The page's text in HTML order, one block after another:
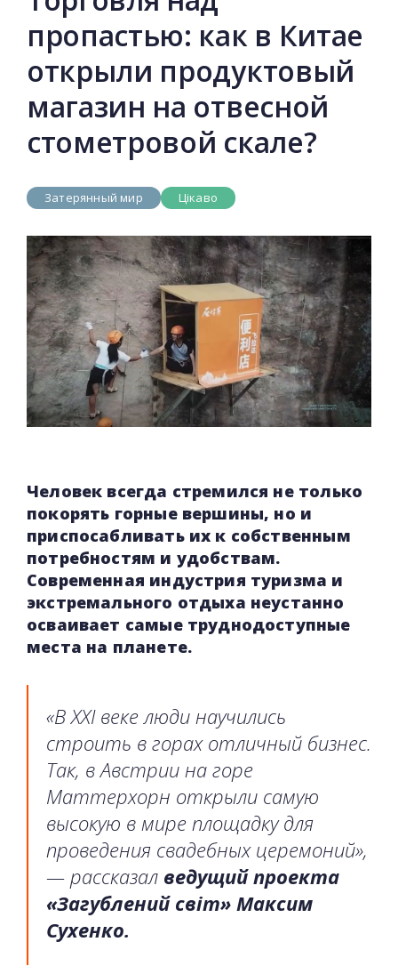
пропастью: как в Китае
открыли продуктовый
магазин на отвесной
стометровой скале?
Затерянный мир Цікаво
Человек всегда стремился не только
покорять горные вершины, но и
приспосабливать их к собственным
потребностям и удобствам.
Современная индустрия туризма и
экстремального отдыха неустанно
осваивает самые труднодоступные
места на планете.
«В XXI веке люди научились
строить в горах отличный бизнес.
Так, в Австрии на горе
Маттерхорн открыли самую
высокую в мире площадку для
проведения свадебных церемоний»,
— рассказал ведущий проекта
«Загублений світ» Максим
Сухенко.